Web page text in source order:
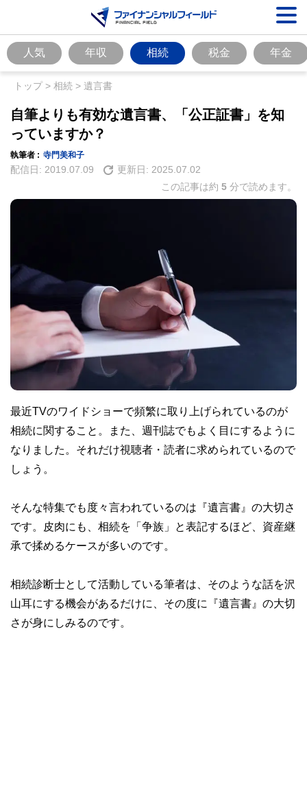
人気 年収 相続 税金 年金
トップ> 相続 > 遺言書
自筆よりも有効な遺言書、「公正証書」を知
っていますか？
執筆者 : 寺門美和子
配信日: 2019.07.09 更新日: 2025.07.02
この記事は約 5 分で読めます。
最近TVのワイドショーで頻繁に取り上げられているのが
相続に関すること。また、週刊誌でもよく目にするように
なりました。それだけ視聴者・読者に求められているので
しょう。
そんな特集でも度々言われているのは『遺言書』の大切さ
です。皮肉にも、相続を「争族」と表記するほど、資産継
承で揉めるケースが多いのです。
相続診断士として活動している筆者は、そのような話を沢
山耳にする機会があるだけに、その度に『遺言書』の大切
さが身にしみるのです。